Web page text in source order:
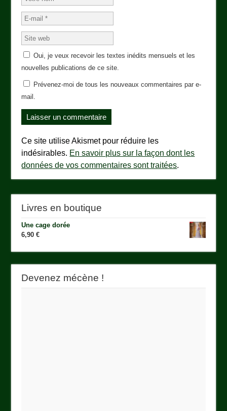
Oui, je veux recevoir les textes inédits mensuels et les
nouvelles publications de ce site.
Prévenez-moi de tous les nouveaux commentaires par e-
mail.
Ce site utilise Akismet pour réduire les
indésirables. En savoir plus sur la façon dont les
données de vos commentaires sont traitées.
Livres en boutique
Une cage dorée
6,90€
Devenez mécène !